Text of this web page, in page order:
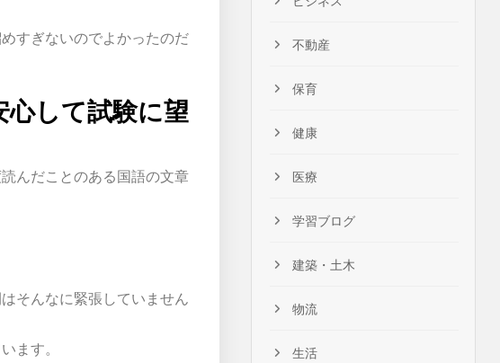
すぎないのでよかったのだ
して試験に望
んだことのある国語の文章
そんなに緊張していません
ます。
不動産
保育
健康
医療
学習ブログ
建築・土木
物流
生活